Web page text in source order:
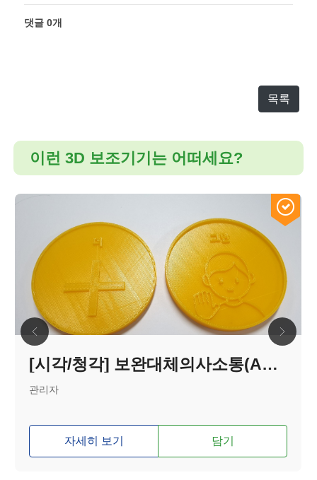
댓글0개
목록
이런 3D 보조기기는 어떠세요?
[시각/청각] 보완대체의사소통(AAC) 그림상징
관리자
자세히 보기 담기